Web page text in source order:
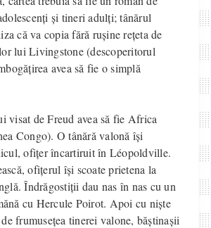
și tineri adulți; tânărul
că va copia fără rușine rețeta de
lui Livingstone (descoperitorul
avea să fie o simplă
visat de Freud avea să fie Africa
Congo). O tânără valonă își
ofițer încartiruit în Léopoldville.
ofițerul își scoate prietena la
Îndrăgostiții dau nas în nas cu un
cu Hercule Poirot. Apoi cu niște
frumusețea tinerei valone, băștinașii